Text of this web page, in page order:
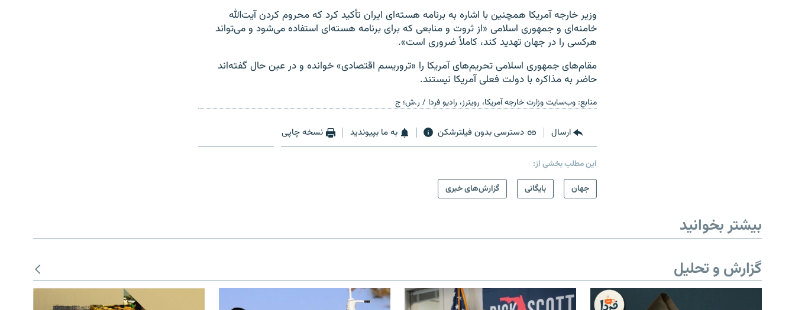
وزیر خارجه آمریکا همچنین با اشاره به برنامه هسته‌ای ایران تأکید کرد که محروم کردن آیت‌الله
خامنه‌ای و جمهوری اسلامی «از ثروت و منابعی که برای برنامه هسته‌ای استفاده می‌شود و می‌تواند
هرکسی را در جهان تهدید کند، کاملاً ضروری است».
مقام‌های جمهوری اسلامی تحریم‌های آمریکا را «تروریسم اقتصادی» خوانده و در عین حال گفته‌اند
حاضر به مذاکره با دولت فعلی آمریکا نیستند.
منابع: وب‌سایت وزارت خارجه آمریکا، رویترز، رادیو فردا / ر.ش؛ ج
ارسال دسترسی بدون فیلترشکن به ما بپیوندید نسخه چاپی
این مطلب بخشی از:
جهان
بایگانی گزارش‌های خبری
بیشتر بخوانید
گزارش و تحلیل